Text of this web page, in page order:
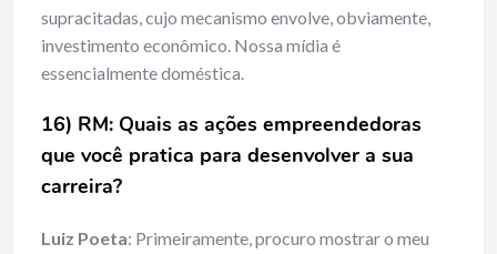
supracitadas, cujo mecanismo envolve, obviamente,
investimento econômico. Nossa mídia é
essencialmente doméstica.
16) RM: Quais as ações empreendedoras
que você pratica para desenvolver a sua
carreira?
Luiz Poeta: Primeiramente, procuro mostrar o meu